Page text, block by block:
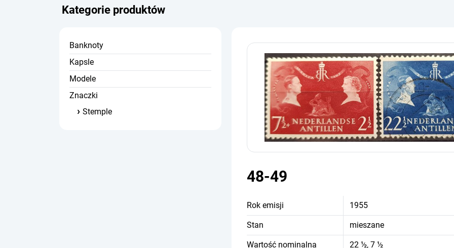
Kategorie produktów
Banknoty
Kapsle
Modele
Znaczki
Stemple
48-49
Rok emisji 1955
Stan mieszane
Wartość nominalna 22 ½, 7 ½